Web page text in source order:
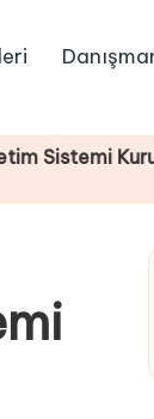
Kurulumu